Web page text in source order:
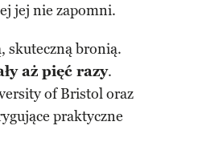
jej nie zapomni.
skuteczną bronią.
aż pięć razy.
of Bristol oraz
praktyczne